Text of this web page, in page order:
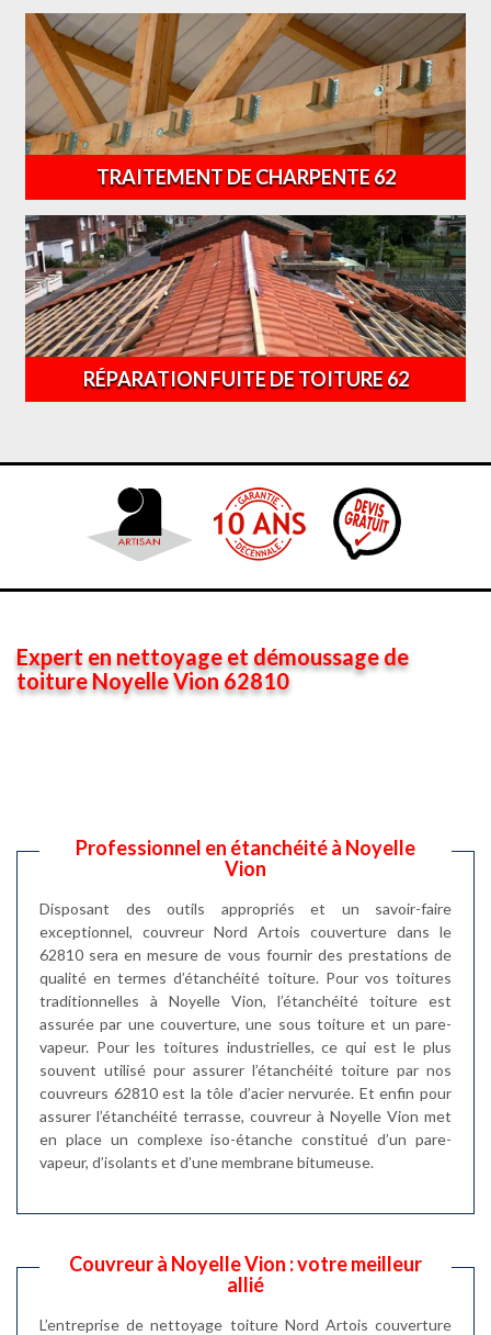
TRAITEMENT DE CHARPENTE 62
RÉPARATION FUITE DE TOITURE 62
Expert en nettoyage et démoussage de
toiture Noyelle Vion 62810
Professionnel en étanchéité à Noyelle
Vion
Disposant des outils appropriés et un savoir-faire
exceptionnel, couvreur Nord Artois couverture dans le
62810 sera en mesure de vous fournir des prestations de
qualité en termes d’étanchéité toiture. Pour vos toitures
traditionnelles à Noyelle Vion, l’étanchéité toiture est
assurée par une couverture, une sous toiture et un pare-
vapeur. Pour les toitures industrielles, ce qui est le plus
souvent utilisé pour assurer l’étanchéité toiture par nos
couvreurs 62810 est la tôle d’acier nervurée. Et enfin pour
assurer l’étanchéité terrasse, couvreur à Noyelle Vion met
en place un complexe iso-étanche constitué d’un pare-
vapeur, d’isolants et d’une membrane bitumeuse.
Couvreur à Noyelle Vion : votre meilleur
allié
L’entreprise de nettoyage toiture Nord Artois couverture